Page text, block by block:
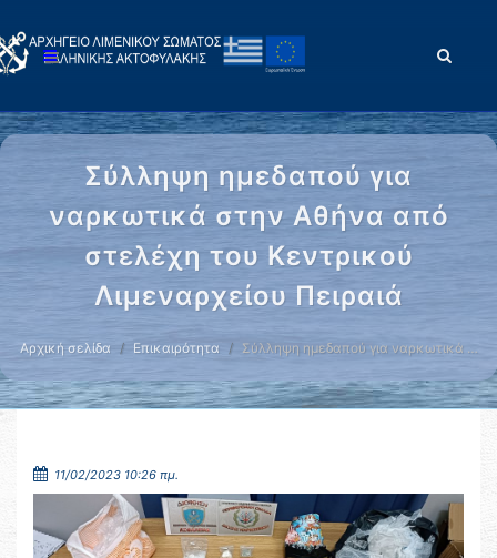
Σύλληψη ημεδαπού για
ναρκωτικά στην Αθήνα από
στελέχη του Κεντρικού
Λιμεναρχείου Πειραιά
Αρχική σελίδα Επικαιρότητα Σύλληψη ημεδαπού για ναρκωτικά …
11/02/2023 10:26 πμ.